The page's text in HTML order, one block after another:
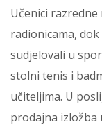
Učenici
radionicama,
sudjelovali u
stolni tenis i
učiteljima. U
prodajna izložba